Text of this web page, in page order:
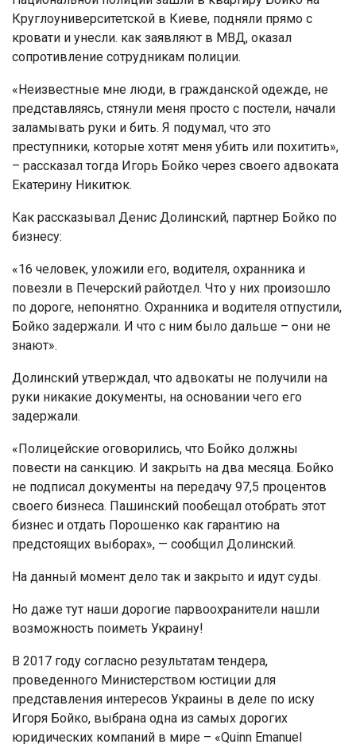
Круглоуниверситетской в Киеве, подняли прямо с
кровати и унесли. как заявляют в МВД, оказал
сопротивление сотрудникам полиции.
«Неизвестные мне люди, в гражданской одежде, не
представляясь, стянули меня просто с постели, начали
заламывать руки и бить. Я подумал, что это
преступники, которые хотят меня убить или похитить»,
– рассказал тогда Игорь Бойко через своего адвоката
Екатерину Никитюк.
Как рассказывал Денис Долинский, партнер Бойко по
бизнесу:
«16 человек, уложили его, водителя, охранника и
повезли в Печерский райотдел. Что у них произошло
по дороге, непонятно. Охранника и водителя отпустили,
Бойко задержали. И что с ним было дальше – они не
знают».
Долинский утверждал, что адвокаты не получили на
руки никакие документы, на основании чего его
задержали.
«Полицейские оговорились, что Бойко должны
повести на санкцию. И закрыть на два месяца. Бойко
не подписал документы на передачу 97,5 процентов
своего бизнеса. Пашинский пообещал отобрать этот
бизнес и отдать Порошенко как гарантию на
предстоящих выборах», — сообщил Долинский.
На данный момент дело так и закрыто и идут суды.
Но даже тут наши дорогие парвоохранители нашли
возможность поиметь Украину!
В 2017 году согласно результатам тендера,
проведенного Министерством юстиции для
представления интересов Украины в деле по иску
Игоря Бойко, выбрана одна из самых дорогих
юридических компаний в мире – «Quinn Emanuel